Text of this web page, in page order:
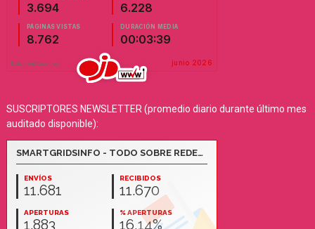
SUSCRIPTORES NEWSLETTER (promedio diario durante último mes
auditado disponible):